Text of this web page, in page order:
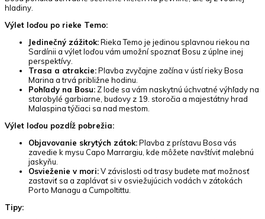
hladiny.
Výlet loďou po rieke Temo:
Jedinečný zážitok:Rieka Temo je jedinou splavnou riekou na
Sardínii a výlet loďou vám umožní spoznať Bosu z úplne inej
perspektívy.
Trasa a atrakcie:Plavba zvyčajne začína v ústí rieky Bosa
Marina a trvá približne hodinu.
Pohľady na Bosu: Z lode sa vám naskytnú úchvatné výhľady na
starobylé garbiarne, budovy z 19. storočia a majestátny hrad
Malaspina týčiaci sa nad mestom.
Výlet loďou pozdĺž pobrežia:
Objavovanie skrytých zátok:Plavba z prístavu Bosa vás
zavedie k mysu Capo Marrargiu, kde môžete navštíviť malebnú
jaskyňu.
Osvieženie v mori:V závislosti od trasy budete mať možnosť
zastaviť sa a zaplávať si v osviežujúcich vodách v zátokách
Porto Managu a Cumpoltittu.
Tipy: